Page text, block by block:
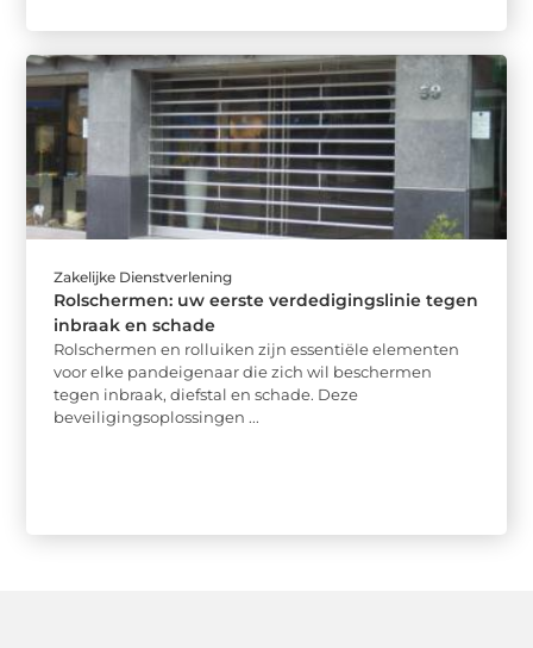
Zakelijke Dienstverlening
Rolschermen: uw eerste verdedigingslinie tegen
inbraak en schade
Rolschermen en rolluiken zijn essentiële elementen
voor elke pandeigenaar die zich wil beschermen
tegen inbraak, diefstal en schade. Deze
beveiligingsoplossingen ...